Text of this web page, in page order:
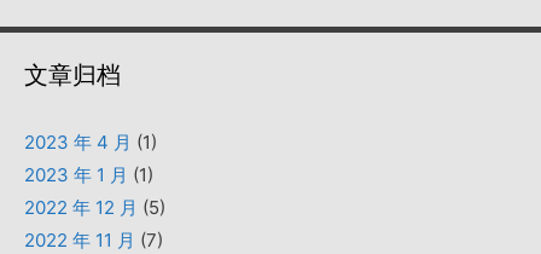
文章归档
2023 年 4 月 (1)
2023 年 1 月 (1)
2022 年 12 月 (5)
2022 年 11 月 (7)